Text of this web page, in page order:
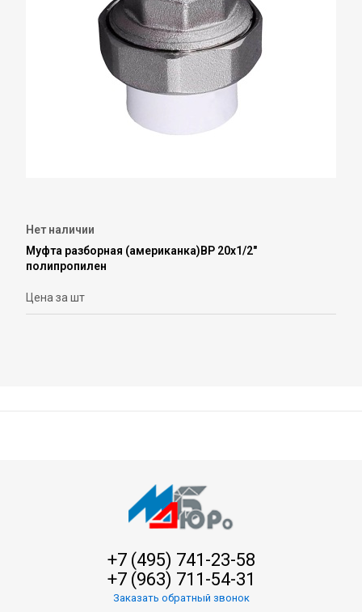
Нет наличии
Муфта разборная (американка)ВР 20х1/2"
полипропилен
Цена за шт
+7 (495) 741-23-58
+7 (963) 711-54-31
Заказать обратный звонок